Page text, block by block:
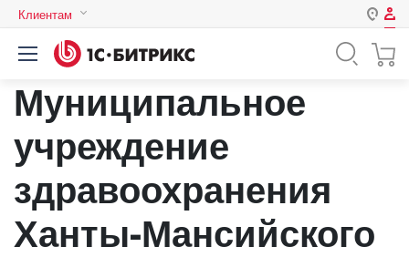
Клиентам
Казахстан
Авторизация
Логин
Пароль
Муниципальное
учреждение
здравоохранения
Ханты-Мансийского